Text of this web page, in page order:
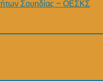
Σουηδίας – ΟΕΣΚΣ